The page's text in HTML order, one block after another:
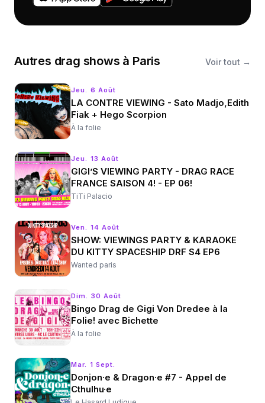
Autres drag shows à Paris Voir tout →
Jeu. 6 Août
LA CONTRE VIEWING - Sato Madjo,Edith
Fiak + Hego Scorpion
À la folie
Jeu. 13 Août
GIGI’S VIEWING PARTY - DRAG RACE
FRANCE SAISON 4! - EP 06!
TiTi Palacio
Ven. 14 Août
SHOW: VIEWINGS PARTY & KARAOKE
DU KITTY SPACESHIP DRF S4 EP6
Wanted paris
Dim. 30 Août
Bingo Drag de Gigi Von Dredee à la
Folie! avec Bichette
À la folie
Mar. 1 Sept.
Donjon·e & Dragon·e #7 - Appel de
Cthulhu·e